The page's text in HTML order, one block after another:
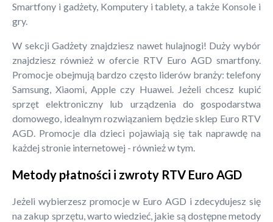
Smartfony i gadżety, Komputery i tablety, a także Konsole i
gry.
W sekcji Gadżety znajdziesz nawet hulajnogi! Duży wybór
znajdziesz również w ofercie RTV Euro AGD smartfony.
Promocje obejmują bardzo często liderów branży: telefony
Samsung, Xiaomi, Apple czy Huawei. Jeżeli chcesz kupić
sprzęt elektroniczny lub urządzenia do gospodarstwa
domowego, idealnym rozwiązaniem będzie sklep Euro RTV
AGD. Promocje dla dzieci pojawiają się tak naprawdę na
każdej stronie internetowej - również w tym.
Metody płatności i zwroty RTV Euro AGD
Jeżeli wybierzesz promocje w Euro AGD i zdecydujesz się
na zakup sprzętu, warto wiedzieć, jakie są dostępne metody